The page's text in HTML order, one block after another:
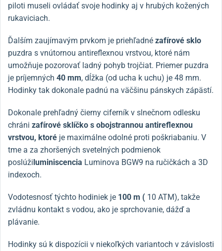
piloti museli ovládať svoje hodinky aj v hrubých kožených
rukaviciach.
Ďalším zaujímavým prvkom je priehľadné zafírové sklo
puzdra s vnútornou antireflexnou vrstvou, ktoré nám
umožňuje pozorovať ladný pohyb trojčiat. Priemer puzdra
je príjemných 40 mm, dĺžka (od ucha k uchu) je 48 mm.
Hodinky tak dokonale padnú na väčšinu pánskych zápästí.
Dokonale prehľadný čierny ciferník v slnečnom odlesku
chráni zafírové sklíčko s obojstrannou antireflexnou
vrstvou, ktoré je maximálne odolné proti poškriabaniu. V
tme a za zhoršených svetelných podmienok
poslúžiluminiscencia Luminova BGW9 na ručičkách a 3D
indexoch.
Vodotesnosť týchto hodiniek je 100 m ( 10 ATM), takže
zvládnu kontakt s vodou, ako je sprchovanie, dážď a
plávanie.
Hodinky sú k dispozícii v niekoľkých variantoch v závislosti